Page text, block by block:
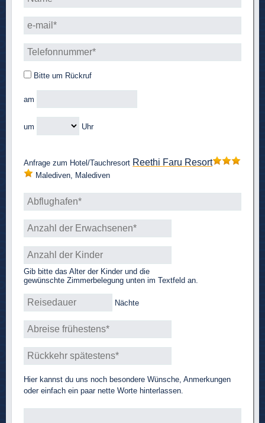
Bitte um Rückruf
am
um Uhr
Anfrage zum Hotel/Tauchresort Reethi Faru Resort
Malediven, Malediven
Gib bitte das Alter der Kinder und die
gewünschte Zimmerbelegung unten im Textfeld an.
Nächte
Hier kannst du uns noch besondere Wünsche, Anmerkungen
oder einfach ein paar nette Worte hinterlassen.